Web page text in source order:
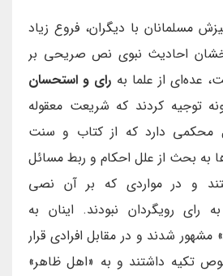
مسلمانان با دیگران، فروع زیاد
احادیث نبوی نص صریحی بر
عده‌ای از علما به رای و استحسان
توجیه کردند که شریعت معقوله
محکمی دارد که از کتاب و سنت
به بحث از علل احکام و ربط مسائل
و در مواردی که بر آن نصی
رای رویگردان نبودند. اینان به
شدند و در مقابل افرادی قرار
تکیه داشتند و به «اهل ظاهر»